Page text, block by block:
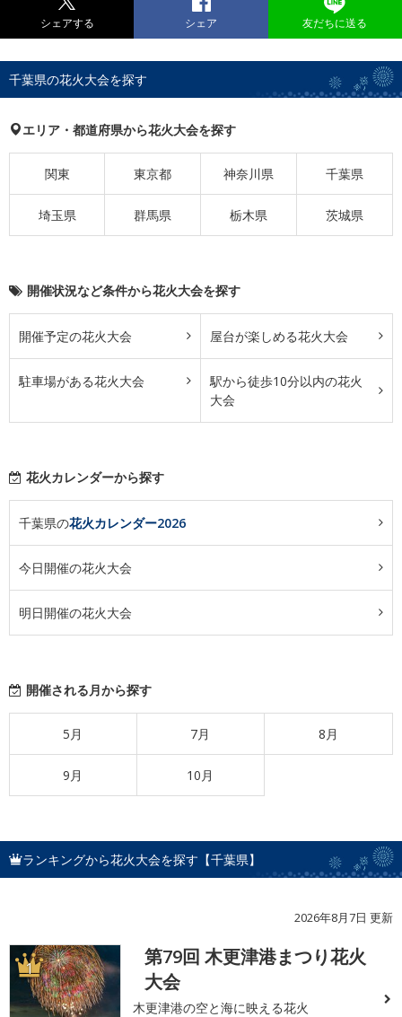
シェアする シェア 友だちに送る
千葉県の花火大会を探す
エリア・都道府県から花火大会を探す
関東 東京都 神奈川県 千葉県
埼玉県 群馬県 栃木県 茨城県
開催状況など条件から花火大会を探す
開催予定の花火大会 屋台が楽しめる花火大会
駐車場がある花火大会
駅から徒歩10分以内の花火
大会
花火カレンダーから探す
千葉県の花火カレンダー2026
今日開催の花火大会
明日開催の花火大会
開催される月から探す
5月 7月 8月
9月 10月
ランキングから花火大会を探す【千葉県】
2026年8月7日 更新
1
第79回 木更津港まつり花火
大会
木更津港の空と海に映える花火